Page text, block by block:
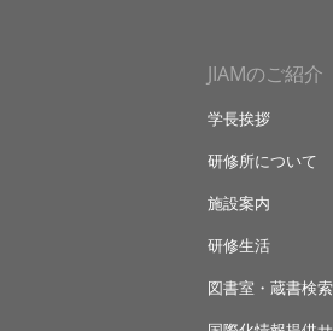
JIAMのご紹介
学長挨拶
研修所について
施設案内
研修生活
図書室・蔵書検索